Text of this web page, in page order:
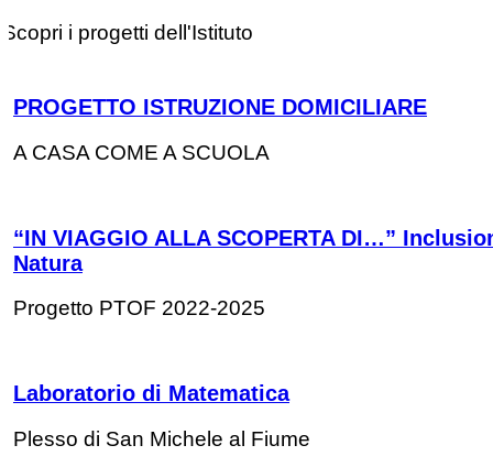
Scopri i progetti dell'Istituto
PROGETTO ISTRUZIONE DOMICILIARE
A CASA COME A SCUOLA
“IN VIAGGIO ALLA SCOPERTA DI…”
Natura
Progetto PTOF 2022-2025
Laboratorio di Matematica
Plesso di San Michele al Fiume